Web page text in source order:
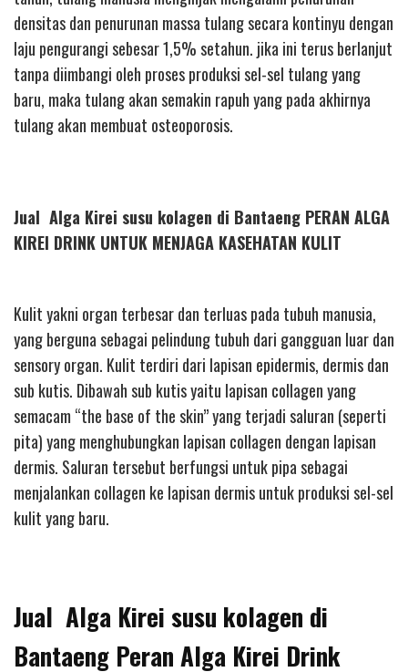
densitas dan penurunan massa tulang secara kontinyu dengan
laju pengurangi sebesar 1,5% setahun. jika ini terus berlanjut
tanpa diimbangi oleh proses produksi sel-sel tulang yang
baru, maka tulang akan semakin rapuh yang pada akhirnya
tulang akan membuat osteoporosis.
Jual Alga Kirei susu kolagen di Bantaeng PERAN ALGA
KIREI DRINK UNTUK MENJAGA KASEHATAN KULIT
Kulit yakni organ terbesar dan terluas pada tubuh manusia,
yang berguna sebagai pelindung tubuh dari gangguan luar dan
sensory organ. Kulit terdiri dari lapisan epidermis, dermis dan
sub kutis. Dibawah sub kutis yaitu lapisan collagen yang
semacam “the base of the skin” yang terjadi saluran (seperti
pita) yang menghubungkan lapisan collagen dengan lapisan
dermis. Saluran tersebut berfungsi untuk pipa sebagai
menjalankan collagen ke lapisan dermis untuk produksi sel-sel
kulit yang baru.
Jual Alga Kirei susu kolagen di
Bantaeng Peran Alga Kirei Drink